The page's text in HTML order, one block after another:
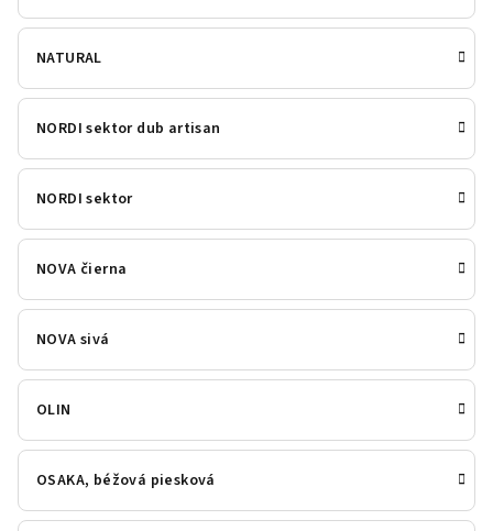
NATURAL
NORDI sektor dub artisan
NORDI sektor
NOVA čierna
NOVA sivá
OLIN
OSAKA, béžová piesková